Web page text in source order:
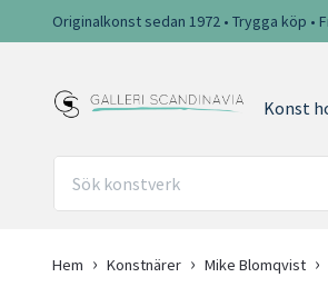
Originalkonst sedan 1972 • Trygga köp •
Konst
Hem Konstnärer Mike Blomqvist